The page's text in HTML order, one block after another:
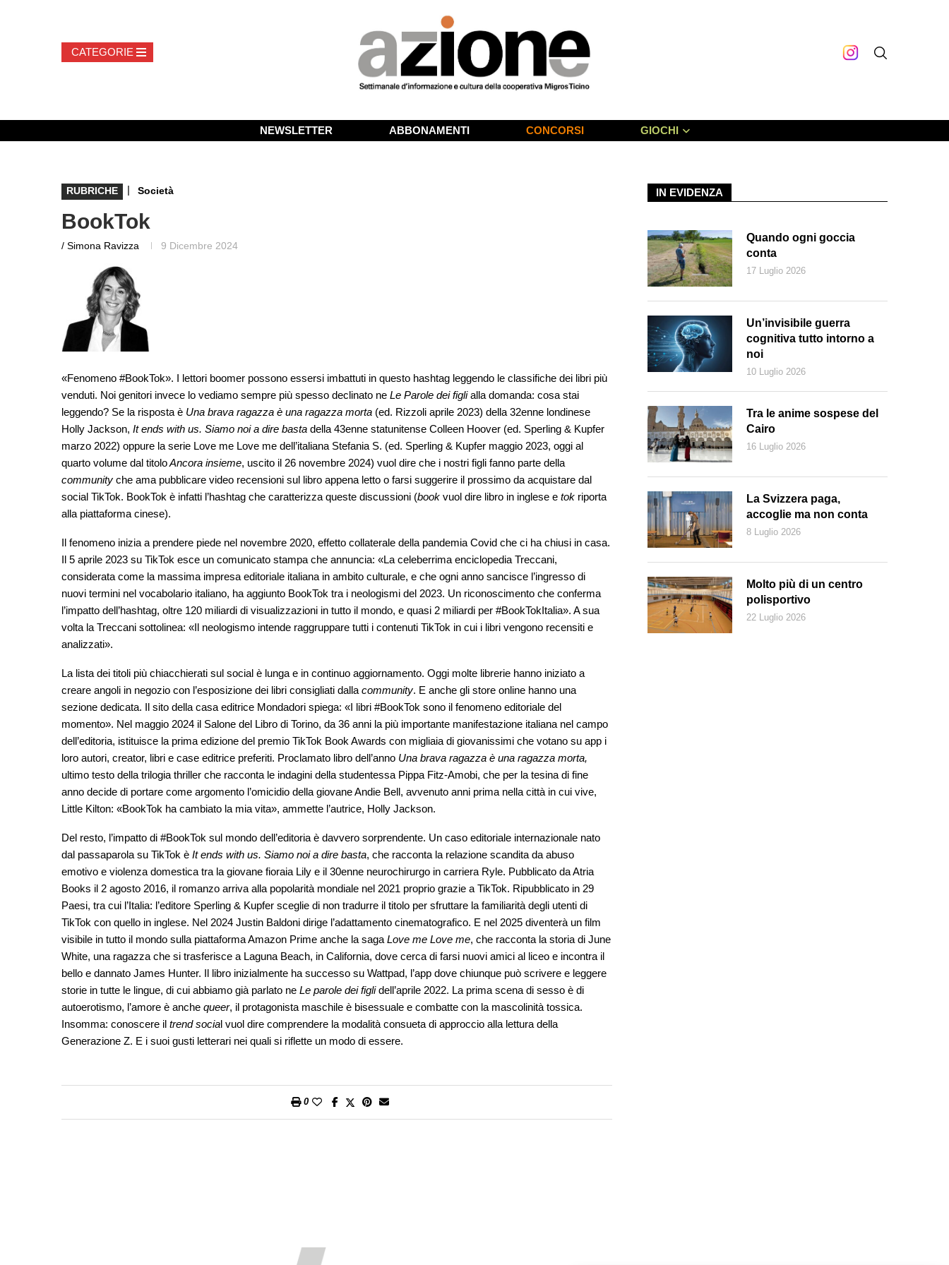
NEWSLETTER ABBONAMENTI CONCORSI GIOCHI
RUBRICHE | Società
BookTok
/ Simona Ravizza 9 Dicembre 2024
«Fenomeno #BookTok». I lettori boomer possono essersi imbattuti in questo hashtag leggendo le classifiche dei libri più
venduti. Noi genitori invece lo vediamo sempre più spesso declinato ne Le Parole dei figlialla domanda: cosa stai
leggendo? Se la risposta è Una brava ragazza è una ragazza morta (ed. Rizzoli aprile 2023) della 32enne londinese
Holly Jackson, It ends with us. Siamo noi a dire basta della 43enne statunitense Colleen Hoover (ed. Sperling & Kupfer
marzo 2022) oppure la serie Love me Love me dell’italiana Stefania S. (ed. Sperling & Kupfer maggio 2023, oggi al
quarto volume dal titoloAncora insieme, uscito il 26 novembre 2024) vuol dire che i nostri figli fanno parte della
community che ama pubblicare video recensioni sul libro appena letto o farsi suggerire il prossimo da acquistare dal
social TikTok. BookTok è infatti l’hashtag che caratterizza queste discussioni (book vuol dire libro in inglese e tok riporta
alla piattaforma cinese).
Il fenomeno inizia a prendere piede nel novembre 2020, effetto collaterale della pandemia Covid che ci ha chiusi in casa.
Il 5 aprile 2023 su TikTok esce un comunicato stampa che annuncia: «La celeberrima enciclopedia Treccani,
considerata come la massima impresa editoriale italiana in ambito culturale, e che ogni anno sancisce l’ingresso di
nuovi termini nel vocabolario italiano, ha aggiunto BookTok tra i neologismi del 2023. Un riconoscimento che conferma
l’impatto dell’hashtag, oltre 120 miliardi di visualizzazioni in tutto il mondo, e quasi 2 miliardi per #BookTokItalia». A sua
volta la Treccani sottolinea: «Il neologismo intende raggruppare tutti i contenuti TikTok in cui i libri vengono recensiti e
analizzati».
La lista dei titoli più chiacchierati sul social è lunga e in continuo aggiornamento. Oggi molte librerie hanno iniziato a
creare angoli in negozio con l’esposizione dei libri consigliati dalla community. E anche gli store online hanno una
sezione dedicata. Il sito della casa editrice Mondadori spiega: «I libri #BookTok sono il fenomeno editoriale del
momento». Nel maggio 2024 il Salone del Libro di Torino, da 36 anni la più importante manifestazione italiana nel campo
dell’editoria, istituisce la prima edizione del premio TikTok Book Awards con migliaia di giovanissimi che votano su app i
loro autori, creator, libri e case editrice preferiti. Proclamato libro dell’anno Una brava ragazza è una ragazza morta,
ultimo testo della trilogia thriller che racconta le indagini della studentessa Pippa Fitz-Amobi, che per la tesina di fine
anno decide di portare come argomento l’omicidio della giovane Andie Bell, avvenuto anni prima nella città in cui vive,
Little Kilton: «BookTok ha cambiato la mia vita», ammette l’autrice, Holly Jackson.
Del resto, l’impatto di #BookTok sul mondo dell’editoria è davvero sorprendente. Un caso editoriale internazionale nato
dal passaparola su TikTok è It ends with us. Siamo noi a dire basta, che racconta la relazione scandita da abuso
emotivo e violenza domestica tra la giovane fioraia Lily e il 30enne neurochirurgo in carriera Ryle. Pubblicato da Atria
Books il 2 agosto 2016, il romanzo arriva alla popolarità mondiale nel 2021 proprio grazie a TikTok. Ripubblicato in 29
Paesi, tra cui l’Italia: l’editore Sperling & Kupfer sceglie di non tradurre il titolo per sfruttare la familiarità degli utenti di
TikTok con quello in inglese. Nel 2024 Justin Baldoni dirige l’adattamento cinematografico. E nel 2025 diventerà un film
visibile in tutto il mondo sulla piattaforma Amazon Prime anche la saga Love me Love me, che racconta la storia di June
White, una ragazza che si trasferisce a Laguna Beach, in California, dove cerca di farsi nuovi amici al liceo e incontra il
bello e dannato James Hunter. Il libro inizialmente ha successo su Wattpad, l’app dove chiunque può scrivere e leggere
storie in tutte le lingue, di cui abbiamo già parlato ne Le parole dei figlidell’aprile 2022. La prima scena di sesso è di
autoerotismo, l’amore è anche queer, il protagonista maschile è bisessuale e combatte con la mascolinità tossica.
Insomma: conoscere il trend social vuol dire comprendere la modalità consueta di approccio alla lettura della
Generazione Z. E i suoi gusti letterari nei quali si riflette un modo di essere.
0
IN EVIDENZA
Quando ogni goccia
conta
17 Luglio 2026
Un’invisibile guerra
cognitiva tutto intorno a
noi
10 Luglio 2026
Tra le anime sospese del
Cairo
16 Luglio 2026
La Svizzera paga,
accoglie ma non conta
8 Luglio 2026
Molto più di un centro
polisportivo
22 Luglio 2026